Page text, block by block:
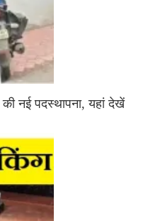
नई पदस्थापना, यहां देखें